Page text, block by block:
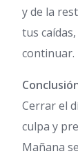
y de la
tus
continuar.
Cerrar el
culpa y
Mañana